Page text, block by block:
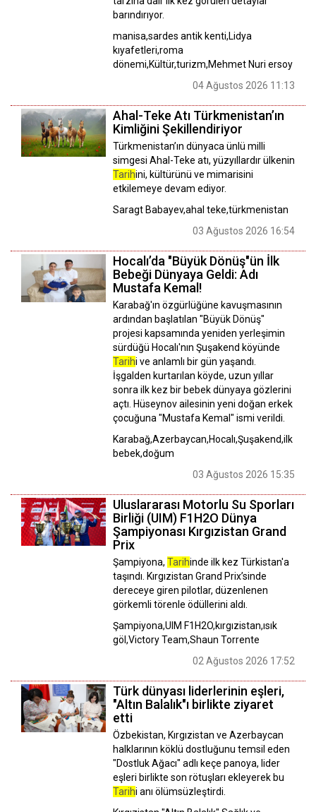
barındırıyor.
manisa,sardes antik kenti,Lidya
kıyafetleri,roma
dönemi,Kültür,turizm,Mehmet Nuri ersoy
04 Ağustos 2026 11:13
Ahal-Teke Atı Türkmenistan’ın
Kimliğini Şekillendiriyor
Türkmenistan’ın dünyaca ünlü milli
simgesi Ahal-Teke atı, yüzyıllardır ülkenin
Tarihini, kültürünü ve mimarisini
etkilemeye devam ediyor.
Saragt Babayev,ahal teke,türkmenistan
03 Ağustos 2026 16:54
Hocalı’da "Büyük Dönüş"ün İlk
Bebeği Dünyaya Geldi: Adı
Mustafa Kemal!
Karabağ'ın özgürlüğüne kavuşmasının
ardından başlatılan "Büyük Dönüş"
projesi kapsamında yeniden yerleşimin
sürdüğü Hocalı'nın Şuşakend köyünde
Tarihi ve anlamlı bir gün yaşandı.
İşgalden kurtarılan köyde, uzun yıllar
sonra ilk kez bir bebek dünyaya gözlerini
açtı. Hüseynov ailesinin yeni doğan erkek
çocuğuna "Mustafa Kemal" ismi verildi.
Karabağ,Azerbaycan,Hocalı,Şuşakend,ilk
bebek,doğum
03 Ağustos 2026 15:35
Uluslararası Motorlu Su Sporları
Birliği (UIM) F1H2O Dünya
Şampiyonası Kırgızistan Grand
Prix
Şampiyona, Tarihinde ilk kez Türkistan'a
taşındı. Kırgızistan Grand Prix’sinde
dereceye giren pilotlar, düzenlenen
görkemli törenle ödüllerini aldı.
Şampiyona,UIM F1H2O,kırgızistan,ısık
göl,Victory Team,Shaun Torrente
02 Ağustos 2026 17:52
Türk dünyası liderlerinin eşleri,
"Altın Balalık"ı birlikte ziyaret
etti
Özbekistan, Kırgızistan ve Azerbaycan
halklarının köklü dostluğunu temsil eden
"Dostluk Ağacı" adlı keçe panoya, lider
eşleri birlikte son rötuşları ekleyerek bu
Tarihi anı ölümsüzleştirdi.